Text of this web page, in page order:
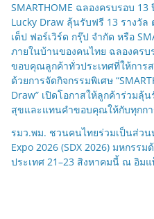
SMARTHOME ฉลองครบรอบ
Lucky Draw ลุ้นรับฟรี 13 รางวั
เต็ป ฟอร์เวิร์ด กรุ๊ป จำกัด หรือ
ภายในบ้านของคนไทย ฉลองครบ
ขอบคุณลูกค้าทั่วประเทศที่ให้การ
ด้วยการจัดกิจกรรมพิเศษ
Draw” เปิดโอกาสให้ลูกค้าร่วมลุ้
สุขและแทนคำขอบคุณให้กับทุกก
รมว.พม. ชวนคนไทยร่วมเป็นส่ว
Expo 2026 (SDX 2026) มหกร
ประเทศ 21–23 สิงหาคมนี้ ณ อิมแ